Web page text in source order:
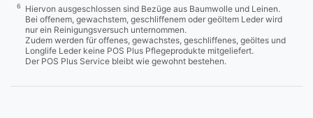
6
Hiervon ausgeschlossen sind Bezüge aus Baumwolle und Leinen.
Bei offenem, gewachstem, geschliffenem oder geöltem Leder wird
nur ein Reinigungsversuch unternommen.
Zudem werden für offenes, gewachstes, geschliffenes, geöltes und
Longlife Leder keine POS Plus Pflegeprodukte mitgeliefert.
Der POS Plus Service bleibt wie gewohnt bestehen.